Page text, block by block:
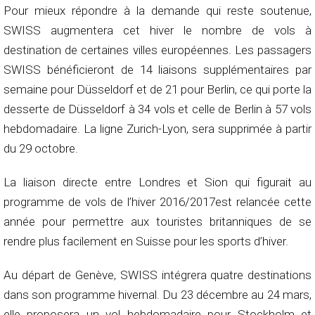
Pour mieux répondre à la demande qui reste soutenue,
SWISS augmentera cet hiver le nombre de vols à
destination de certaines villes européennes. Les passagers
SWISS bénéficieront de 14 liaisons supplémentaires par
semaine pour Düsseldorf et de 21 pour Berlin, ce qui porte la
desserte de Düsseldorf à 34 vols et celle de Berlin à 57 vols
hebdomadaire. La ligne Zurich-Lyon, sera supprimée à partir
du 29 octobre.
La liaison directe entre Londres et Sion qui figurait au
programme de vols de l’hiver 2016/2017est relancée cette
année pour permettre aux touristes britanniques de se
rendre plus facilement en Suisse pour les sports d’hiver.
Au départ de Genève, SWISS intégrera quatre destinations
dans son programme hivernal. Du 23 décembre au 24 mars,